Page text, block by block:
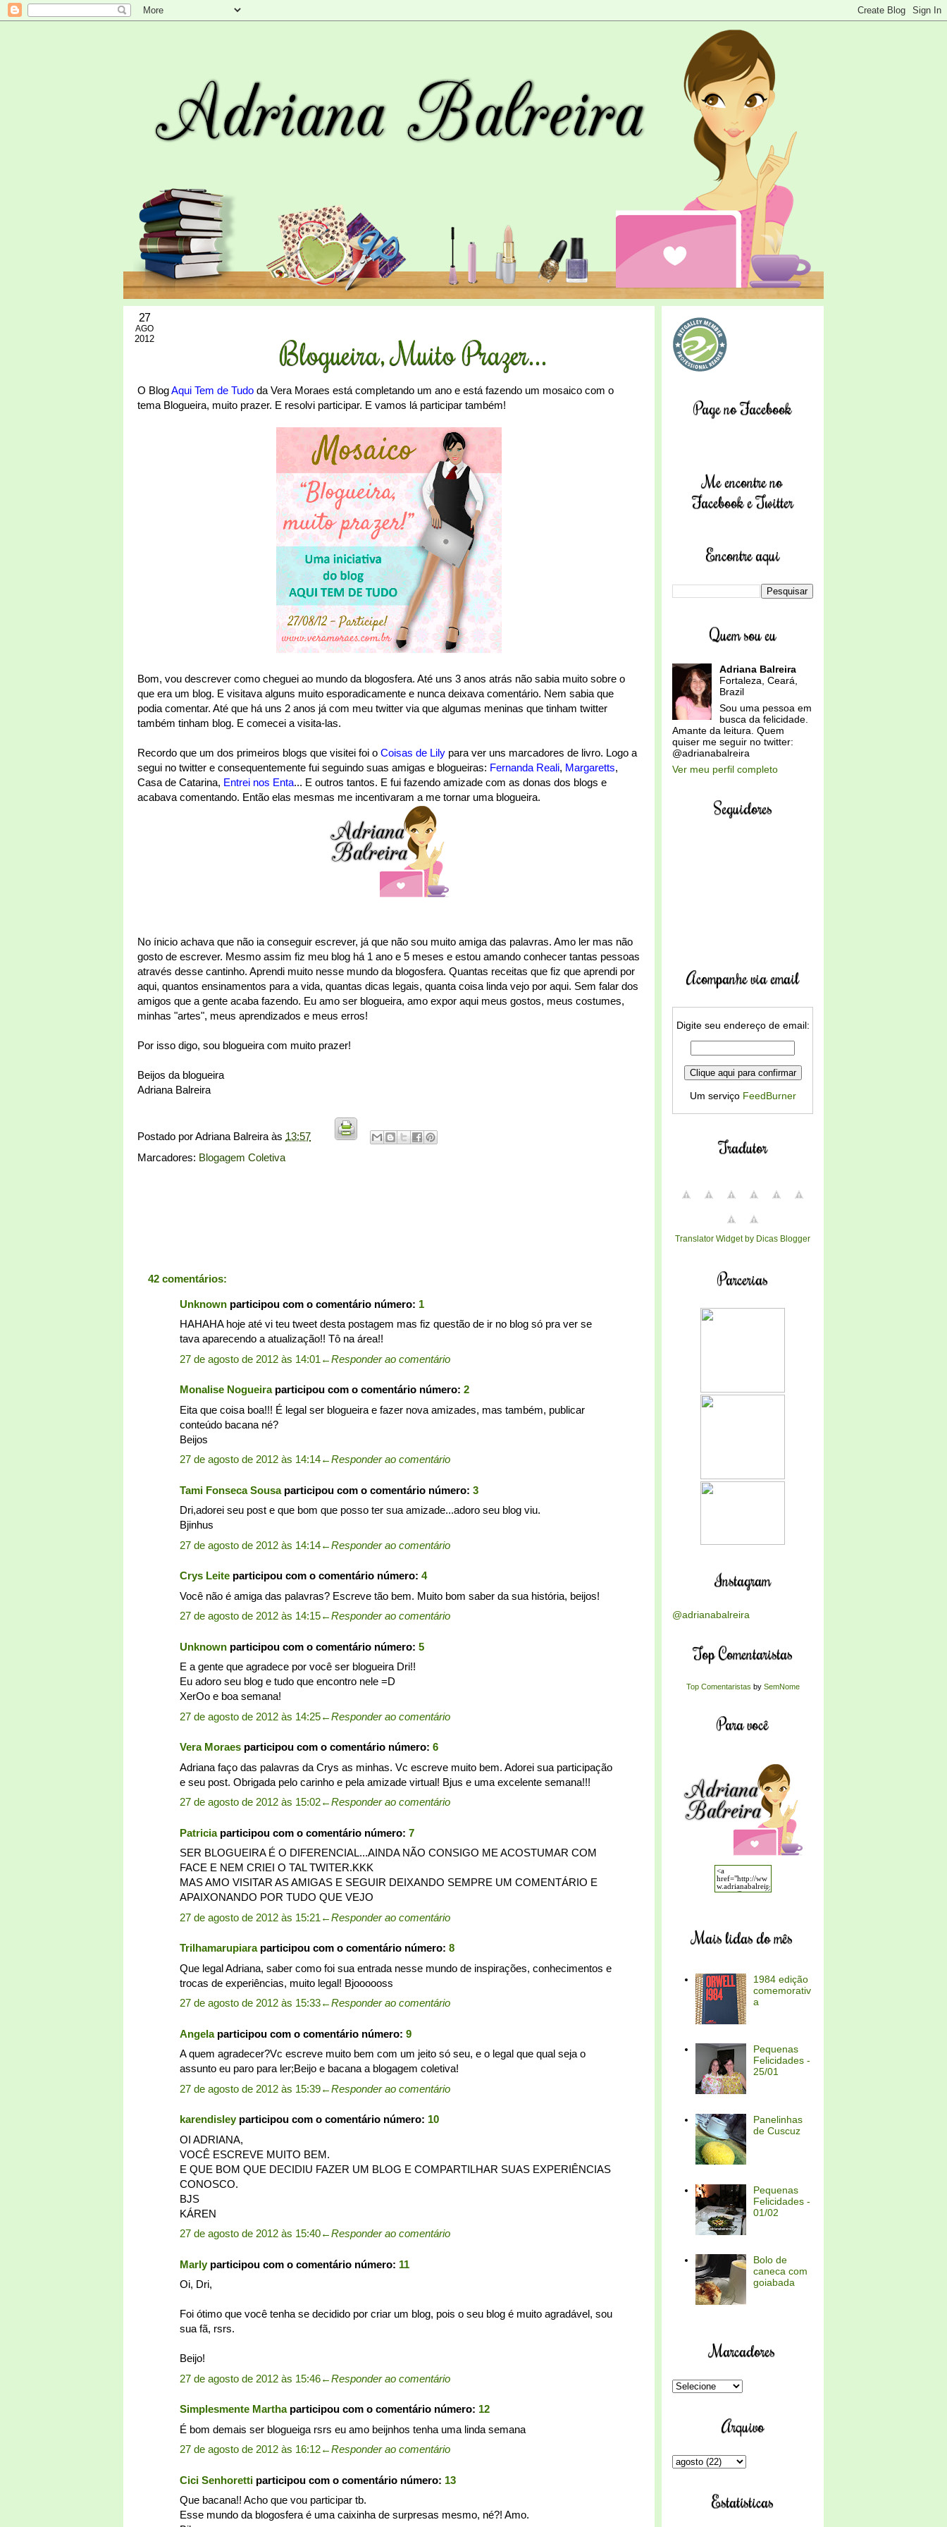
27
AGO
2012 Blogueira, Muito Prazer...
O BlogAqui Tem de Tudo da Vera Moraes está completando um ano e está fazendo um mosaico com o
tema Blogueira, muito prazer. E resolvi participar. E vamos lá participar também!
Bom, vou descrever como cheguei ao mundo da blogosfera. Até uns 3 anos atrás não sabia muito sobre o
que era um blog. E visitava alguns muito esporadicamente e nunca deixava comentário. Nem sabia que
podia comentar. Até que há uns 2 anos já com meu twitter via que algumas meninas que tinham twitter
também tinham blog. E comecei a visita-las.
Recordo que um dos primeiros blogs que visitei foi o Coisas de Lily para ver uns marcadores de livro. Logo a
segui no twitter e consequentemente fui seguindo suas amigas e blogueiras: Fernanda Reali, Margaretts,
Casa de Catarina, Entrei nos Enta... E outros tantos. E fui fazendo amizade com as donas dos blogs e
acabava comentando. Então elas mesmas me incentivaram a me tornar uma blogueira.
No ínicio achava que não ia conseguir escrever, já que não sou muito amiga das palavras. Amo ler mas não
gosto de escrever. Mesmo assim fiz meu blog há 1 ano e 5 meses e estou amando conhecer tantas pessoas
através desse cantinho. Aprendi muito nesse mundo da blogosfera. Quantas receitas que fiz que aprendi por
aqui, quantos ensinamentos para a vida, quantas dicas legais, quanta coisa linda vejo por aqui. Sem falar dos
amigos que a gente acaba fazendo. Eu amo ser blogueira, amo expor aqui meus gostos, meus costumes,
minhas "artes", meus aprendizados e meus erros!
Por isso digo, sou blogueira com muito prazer!
Beijos da blogueira
Adriana Balreira
Postado porAdriana Balreira às 13:57
Marcadores: Blogagem Coletiva
42 comentários:
Unknown participou com o comentário número: 1
HAHAHA hoje até vi teu tweet desta postagem mas fiz questão de ir no blog só pra ver se
tava aparecendo a atualização!! Tô na área!!
27 de agosto de 2012 às 14:01 ←Responder ao comentário
Monalise Nogueiraparticipou com o comentário número: 2
Eita que coisa boa!!! É legal ser blogueira e fazer nova amizades, mas também, publicar
conteúdo bacana né?
Beijos
27 de agosto de 2012 às 14:14←Responder ao comentário
Tami Fonseca Sousaparticipou com o comentário número: 3
Dri,adorei seu post e que bom que posso ter sua amizade...adoro seu blog viu.
Bjinhus
27 de agosto de 2012 às 14:14←Responder ao comentário
Crys Leite participou com o comentário número: 4
Você não é amiga das palavras? Escreve tão bem. Muito bom saber da sua história, beijos!
27 de agosto de 2012 às 14:15←Responder ao comentário
Unknown participou com o comentário número: 5
E a gente que agradece por você ser blogueira Dri!!
Eu adoro seu blog e tudo que encontro nele =D
XerOo e boa semana!
27 de agosto de 2012 às 14:25←Responder ao comentário
Vera Moraes participou com o comentário número: 6
Adriana faço das palavras da Crys as minhas. Vc escreve muito bem. Adorei sua participação
e seu post. Obrigada pelo carinho e pela amizade virtual! Bjus e uma excelente semana!!!
27 de agosto de 2012 às 15:02←Responder ao comentário
Patriciaparticipou com o comentário número: 7
SER BLOGUEIRA É O DIFERENCIAL...AINDA NÃO CONSIGO ME ACOSTUMAR COM
FACE E NEM CRIEI O TAL TWITER.KKK
MAS AMO VISITAR AS AMIGAS E SEGUIR DEIXANDO SEMPRE UM COMENTÁRIO E
APAIXONANDO POR TUDO QUE VEJO
27 de agosto de 2012 às 15:21 ←Responder ao comentário
Trilhamarupiaraparticipou com o comentário número: 8
Que legal Adriana, saber como foi sua entrada nesse mundo de inspirações, conhecimentos e
trocas de experiências, muito legal! Bjoooooss
27 de agosto de 2012 às 15:33←Responder ao comentário
Angelaparticipou com o comentário número: 9
A quem agradecer?Vc escreve muito bem com um jeito só seu, e o legal que qual seja o
assunto eu paro para ler;Beijo e bacana a blogagem coletiva!
27 de agosto de 2012 às 15:39←Responder ao comentário
karendisleyparticipou com o comentário número: 10
OI ADRIANA,
VOCÊ ESCREVE MUITO BEM.
E QUE BOM QUE DECIDIU FAZER UM BLOG E COMPARTILHAR SUAS EXPERIÊNCIAS
CONOSCO.
BJS
KÁREN
27 de agosto de 2012 às 15:40←Responder ao comentário
Marlyparticipou com o comentário número: 11
Oi, Dri,
Foi ótimo que você tenha se decidido por criar um blog, pois o seu blog é muito agradável, sou
sua fã, rsrs.
Beijo!
27 de agosto de 2012 às 15:46←Responder ao comentário
Simplesmente Marthaparticipou com o comentário número: 12
É bom demais ser blogueiga rsrs eu amo beijnhos tenha uma linda semana
27 de agosto de 2012 às 16:12←Responder ao comentário
Cici Senhoretti participou com o comentário número: 13
Que bacana!! Acho que vou participar tb.
Esse mundo da blogosfera é uma caixinha de surpresas mesmo, né?! Amo.
Page no Facebook
Me encontre no
Facebook e Twitter
Encontre aqui
Quem sou eu
Adriana Balreira
Fortaleza, Ceará,
Brazil
Sou uma pessoa em
busca da felicidade.
Amante da leitura. Quem
quiser me seguir no twitter:
@adrianabalreira
Ver meu perfil completo
Seguidores
Acompanhe via email
Digite seu endereço de email:
Um serviço FeedBurner
Tradutor
Translator Widget by Dicas Blogger
Parcerias
Instagram
@adrianabalreira
Top Comentaristas
Top Comentaristas by SemNome
Para você
Mais lidas do mês
1984 edição
comemorativ
a
Pequenas
Felicidades -
25/01
Panelinhas
de Cuscuz
Pequenas
Felicidades -
01/02
Bolo de
caneca com
goiabada
Marcadores
Arquivo
Estatísticas